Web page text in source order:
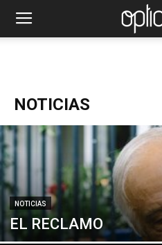
NOTICIAS
NOTICIAS
EL RECLAMO